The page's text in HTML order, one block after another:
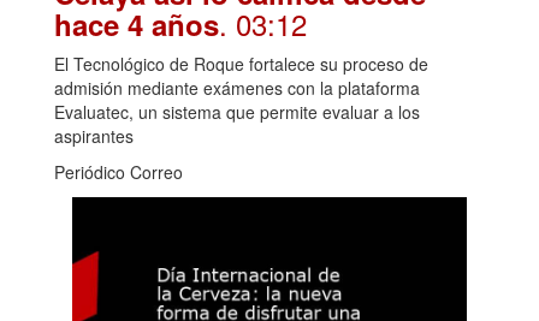
hace 4 años. 03:12
El Tecnológico de Roque fortalece su proceso de
admisión mediante exámenes con la plataforma
Evaluatec, un sistema que permite evaluar a los
aspirantes
Periódico Correo